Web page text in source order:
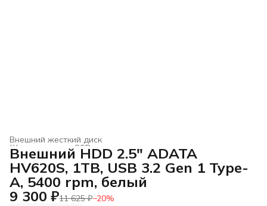
Внешний жесткий диск
Жесткие диски, SSD и сетевые накопители ›
Электроника
Главная ›
Внешний HDD 2.5" ADATA
HV620S, 1TB, USB 3.2 Gen 1 Type-
A, 5400 rpm, белый
9 300 ₽11 625 ₽−20%